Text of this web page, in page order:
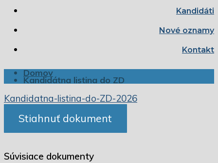
Kandidáti
Nové oznamy
Kontakt
Domov
Kandidátna listina do ZD
Kandidatna-listina-do-ZD-2026
Stiahnuť dokument
Súvisiace dokumenty